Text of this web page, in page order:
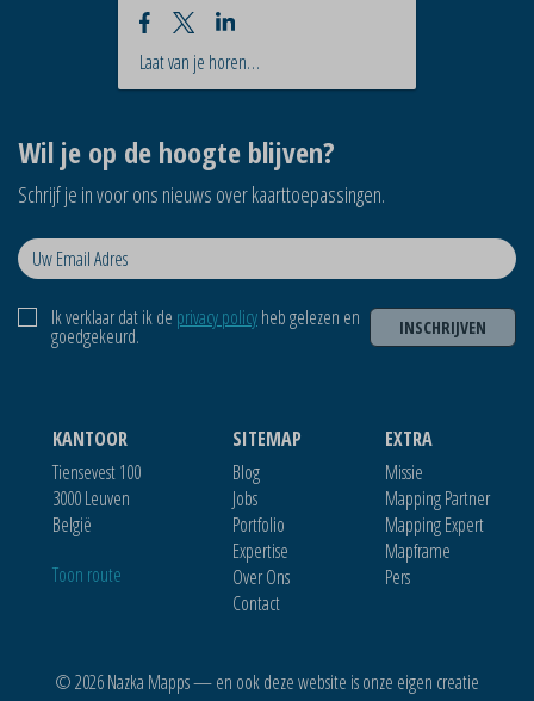
Laat van je horen…
Wil je op de hoogte blijven?
Schrijf je in voor ons nieuws over kaarttoepassingen.
Ik verklaar dat ik de privacy policyheb gelezen en
goedgekeurd. INSCHRIJVEN
KANTOOR
Tiensevest 100
3000 Leuven
België
Toon route
SITEMAP
Blog
Jobs
Portfolio
Expertise
Over Ons
Contact
EXTRA
Missie
Mapping Partner
Mapping Expert
Mapframe
Pers
© 2026 Nazka Mapps — en ook deze website is onze eigen creatie